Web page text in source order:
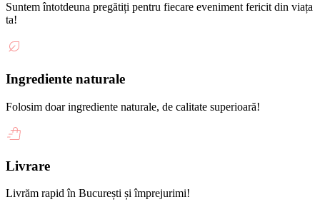
Suntem întotdeuna pregătiți pentru fiecare eveniment fericit din viața
ta!
Ingrediente naturale
Folosim doar ingrediente naturale, de calitate superioară!
Livrare
Livrăm rapid în București și împrejurimi!